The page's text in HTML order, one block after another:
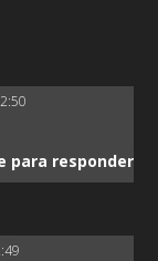
para responder